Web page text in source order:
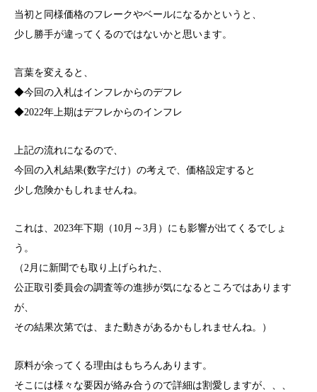
当初と同様価格のフレークやベールになるかというと、
少し勝手が違ってくるのではないかと思います。
言葉を変えると、
◆今回の入札はインフレからのデフレ
◆2022年上期はデフレからのインフレ
上記の流れになるので、
今回の入札結果(数字だけ）の考えで、価格設定すると
少し危険かもしれませんね。
これは、2023年下期（10月～3月）にも影響が出てくるでしょ
う。
（2月に新聞でも取り上げられた、
公正取引委員会の調査等の進捗が気になるところではあります
が、
その結果次第では、また動きがあるかもしれませんね。）
原料が余ってくる理由はもちろんあります。
そこには様々な要因が絡み合うので詳細は割愛しますが、、、